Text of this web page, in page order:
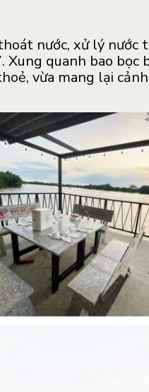
nước, xử lý nước
quanh bao bọc
vừa mang lại